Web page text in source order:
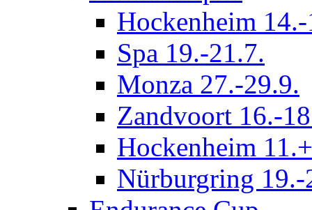
Hockenheim
Spa 19.-21.7.
Monza 27.-29.9.
Zandvoort 16.-
Hockenheim
Nürburgring 19.-